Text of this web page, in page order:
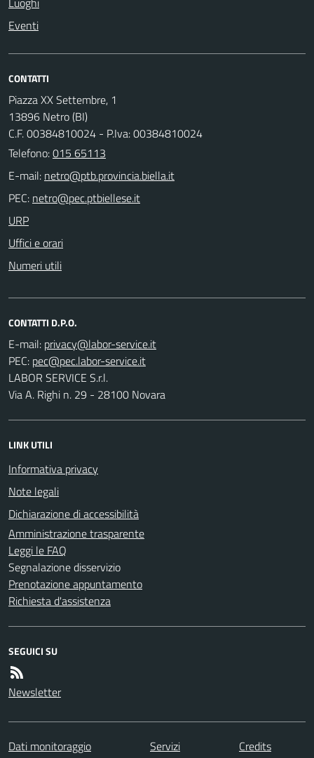
Eventi
CONTATTI
Piazza XX Settembre, 1
13896 Netro (BI)
C.F. 00384810024 - P.Iva: 00384810024
Telefono:015 65113
E-mail:
PEC:
URP
Uffici e orari
Numeri utili
CONTATTI D.P.O.
E-mail:
PEC:
LABOR SERVICE S.r.l.
Via A. Righi n. 29 - 28100 Novara
LINK UTILI
Informativa privacy
Note legali
Dichiarazione di accessibilità
Amministrazione trasparente
Leggi le FAQ
Segnalazione disservizio
Prenotazione appuntamento
Richiesta d'assistenza
SEGUICI SU
Newsletter
Dati monitoraggio Servizi
Credits